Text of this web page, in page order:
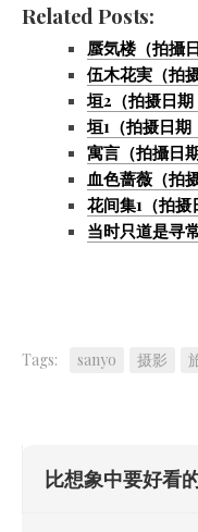
Related Posts:
蜃気楼（拍攝
伍木花実（拍
垣2（拍摄日期
垣1（拍摄日期
寓言（拍攝日
血色蔷薇（拍
花间集1（拍摄
当时只道是寻
Tags: sanyo 摄影
比想象中要好看